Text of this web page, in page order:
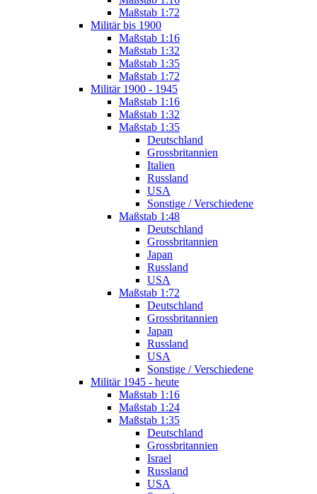
Maßstab 1:72
Militär bis 1900
Maßstab 1:16
Maßstab 1:32
Maßstab 1:35
Maßstab 1:72
Militär 1900 - 1945
Maßstab 1:16
Maßstab 1:32
Maßstab 1:35
Deutschland
Grossbritannien
Italien
Russland
USA
Sonstige / Verschiedene
Maßstab 1:48
Deutschland
Grossbritannien
Japan
Russland
USA
Maßstab 1:72
Deutschland
Grossbritannien
Japan
Russland
USA
Sonstige / Verschiedene
Militär 1945 - heute
Maßstab 1:16
Maßstab 1:24
Maßstab 1:35
Deutschland
Grossbritannien
Israel
Russland
USA